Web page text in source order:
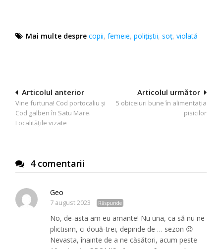
Mai multe despre copii,femeie,poliţiştii,soț,violată
Navigare
în
articole
Articolul următor
5 obiceiuri bune în alimentația
pisicilor
Articolul anterior
Vine furtuna! Cod portocaliu și
Cod galben în Satu Mare.
Localitățile vizate
4 comentarii
Geo
7 august 2023 Răspunde
No, de-asta am eu amante! Nu una, ca să nu ne
plictisim, ci două-trei, depinde de … sezon 😉
Nevasta, înainte de a ne căsători, acum peste